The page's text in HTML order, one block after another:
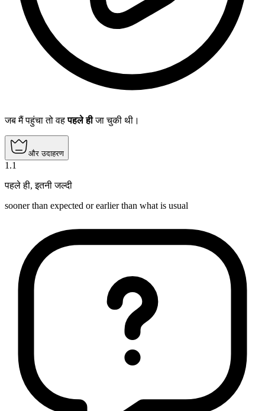
जब मैं पहुंचा तो वहपहले हीजा चुकी थी।
और उदाहरण
1 .1
पहले ही,इतनी जल्दी
sooner than expected or earlier than what is usual